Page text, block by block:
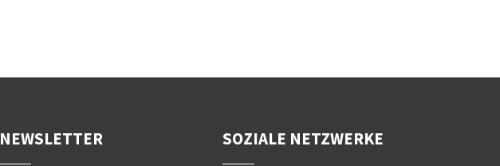
NEWSLETTER SOZIALE NETZWERKE